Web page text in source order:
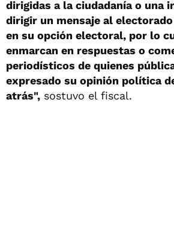
dirigidas a la ciudadanía o una
dirigir un mensaje al
en su opción electoral, por lo
enmarcan en respuestas o
periodísticos de quienes
expresado su opinión política
atrás", sostuvo el fiscal.